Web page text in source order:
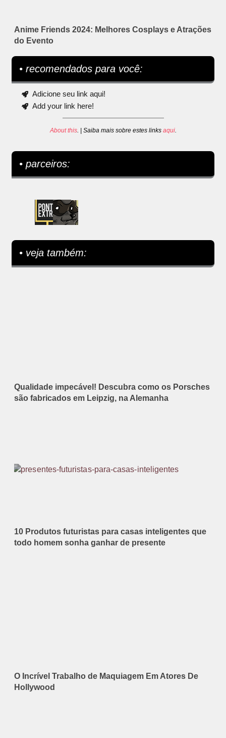
Anime Friends 2024: Melhores Cosplays e Atrações
do Evento
• recomendados para você:
Adicione seu link aqui!
Add your link here!
About this. | Saiba mais sobre estes links aqui.
• parceiros:
• veja também:
Qualidade impecável! Descubra como os Porsches
são fabricados em Leipzig, na Alemanha
10 Produtos futuristas para casas inteligentes que
todo homem sonha ganhar de presente
O Incrível Trabalho de Maquiagem Em Atores De
Hollywood